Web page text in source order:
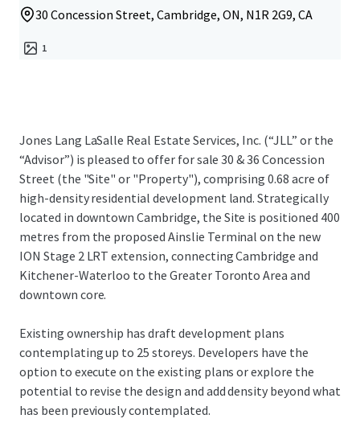
30 Concession Street, Cambridge, ON, N1R 2G9, CA
1
Jones Lang LaSalle Real Estate Services, Inc. (“JLL” or the
“Advisor”) is pleased to offer for sale 30 & 36 Concession
Street (the "Site" or "Property"), comprising 0.68 acre of
high-density residential development land. Strategically
located in downtown Cambridge, the Site is positioned 400
metres from the proposed Ainslie Terminal on the new
ION Stage 2 LRT extension, connecting Cambridge and
Kitchener-Waterloo to the Greater Toronto Area and
downtown core.
Existing ownership has draft development plans
contemplating up to 25 storeys. Developers have the
option to execute on the existing plans or explore the
potential to revise the design and add density beyond what
has been previously contemplated.